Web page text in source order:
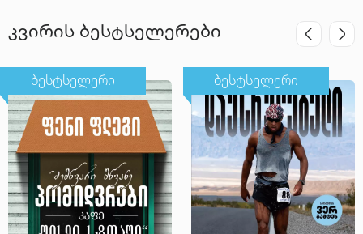
კვირის ბესტსელერები
ბესტსელერი ბესტსელერი